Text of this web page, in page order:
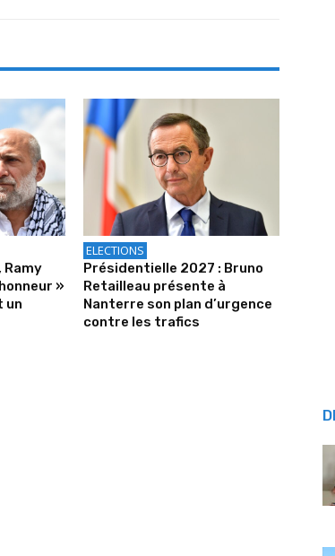
Ramy
»
un
ELECTIONS
Présidentielle 2027 : Bruno
Retailleau présente à
Nanterre son plan d’urgence
contre les trafics